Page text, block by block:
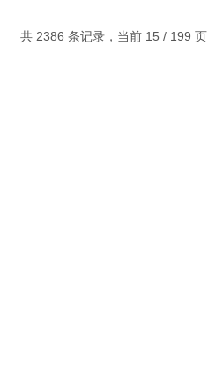
共 2386 条记录，当前 15 / 199 页